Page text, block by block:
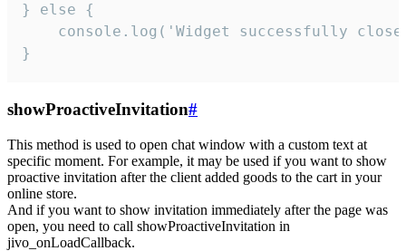
} else {
console.log('Widget successfully
}
showProactiveInvitation#
This method is used to open chat window with a custom text at
specific moment. For example, it may be used if you want to show
proactive invitation after the client added goods to the cart in your
online store.
And if you want to show invitation immediately after the page was
open, you need to call showProactiveInvitation in
jivo_onLoadCallback.